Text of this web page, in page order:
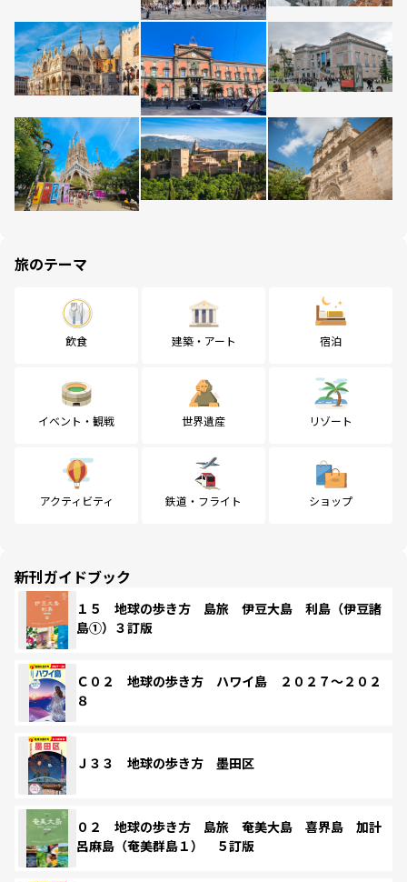
旅のテーマ
飲食 建築・アート 宿泊
イベント・観戦 世界遺産 リゾート
アクティビティ 鉄道・フライト ショップ
新刊ガイドブック
１５ 地球の歩き方 島旅 伊豆大島 利島（伊豆諸
島①）３訂版
Ｃ０２ 地球の歩き方 ハワイ島 ２０２７～２０２
８
Ｊ３３ 地球の歩き方 墨田区
０２ 地球の歩き方 島旅 奄美大島 喜界島 加計
呂麻島（奄美群島１） ５訂版